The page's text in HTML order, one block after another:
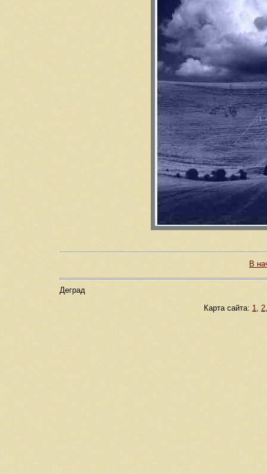
В
Деград
Карта сайта: 1, 2